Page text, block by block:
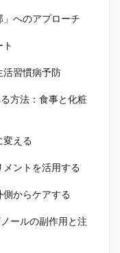
へのアプローチ
活習慣病予防
方法：食事と化粧
変える
ントを活用する
側からケアする
ールの副作用と注